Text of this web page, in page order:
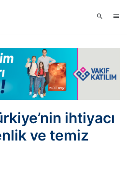
ihtiyacı
ve temiz